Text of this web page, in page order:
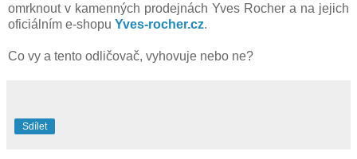
omrknout v kamenných prodejnách Yves Rocher a na jejich
oficiálním e-shopu Yves-rocher.cz.
Co vy a tento odličovač, vyhovuje nebo ne?
Sdílet